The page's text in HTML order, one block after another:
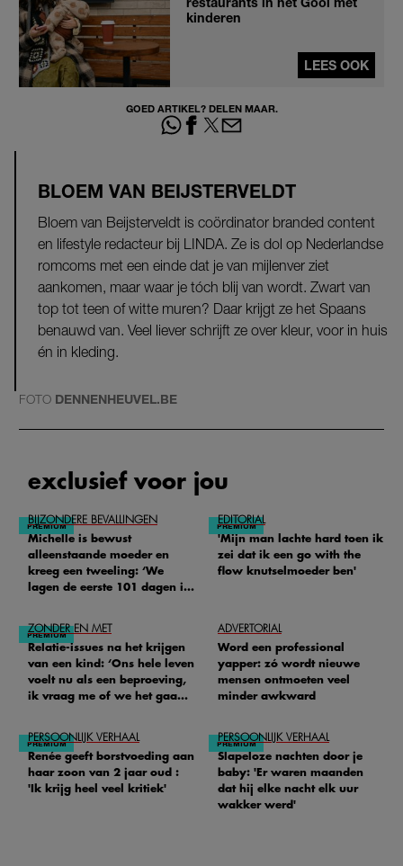
kinderen
LEES OOK
GOED ARTIKEL? DELEN MAAR.
BLOEM VAN BEIJSTERVELDT
Bloem van Beijsterveldt is coördinator branded content
en lifestyle redacteur bij LINDA. Ze is dol op Nederlandse
romcoms met een einde dat je van mijlenver ziet
aankomen, maar waar je tóch blij van wordt. Zwart van
top tot teen of witte muren? Daar krijgt ze het Spaans
benauwd van. Veel liever schrijft ze over kleur, voor in huis
én in kleding.
FOTO DENNENHEUVEL.BE
exclusief voor jou
BIJZONDERE BEVALLINGEN
Michelle is bewust
alleenstaande moeder en
kreeg een tweeling: ‘We
lagen de eerste 101 dagen in
EDITORIAL
'Mijn man lachte hard toen ik
zei dat ik een go with the
flow knutselmoeder ben'
ZONDER EN MET
Relatie-issues na het krijgen
van een kind: ‘Ons hele leven
voelt nu als een beproeving,
ik vraag me of we het gaan
ADVERTORIAL
Word een professional
yapper: zó wordt nieuwe
mensen ontmoeten veel
minder awkward
PERSOONLIJK VERHAAL
Renée geeft borstvoeding aan
haar zoon van 2 jaar oud :
'Ik krijg heel veel kritiek'
PERSOONLIJK VERHAAL
Slapeloze nachten door je
baby: 'Er waren maanden
dat hij elke nacht elk uur
wakker werd'